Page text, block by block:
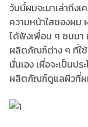
วันนี้ผมจะมาเล่าถึง
ความหน้าใสของผม
ได้ฟังเพื่อน ๆ ชมมา
ผลิตภัณฑ์ต่าง ๆ ที่ใช้
นั่นเอง เผื่อจะเป็น
ผลิตภัณฑ์ดูแลผิวที่ผ